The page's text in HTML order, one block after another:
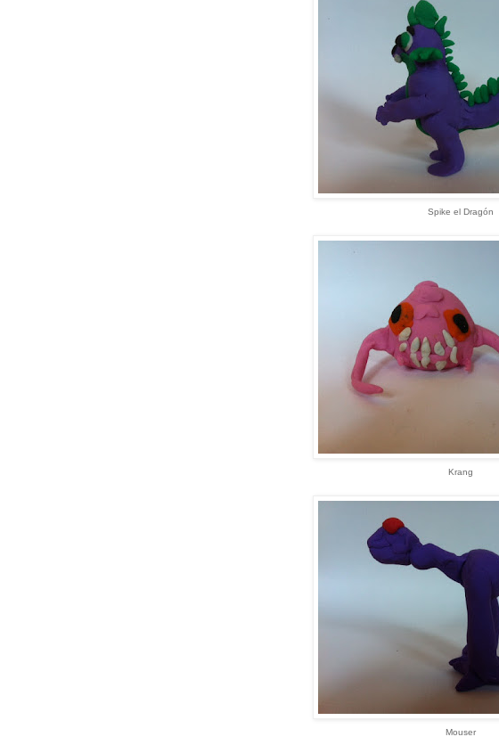
Spike el Dragón
Krang
Mouser